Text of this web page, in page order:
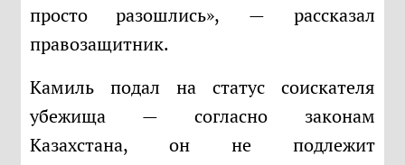
просто разошлись», — рассказал
правозащитник.
Камиль подал на статус соискателя
убежища — согласно законам
Казахстана, он не подлежит